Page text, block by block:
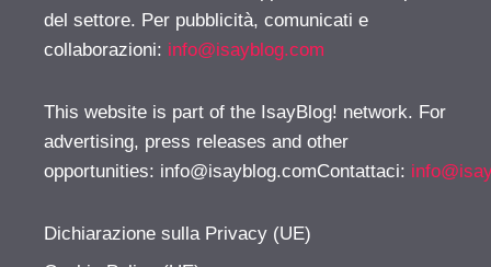
del settore. Per pubblicità, comunicati e
collaborazioni: info@isayblog.com
This website is part of the IsayBlog! network. For
advertising, press releases and other
opportunities: info@isayblog.comContattaci:
Dichiarazione sulla Privacy (UE)